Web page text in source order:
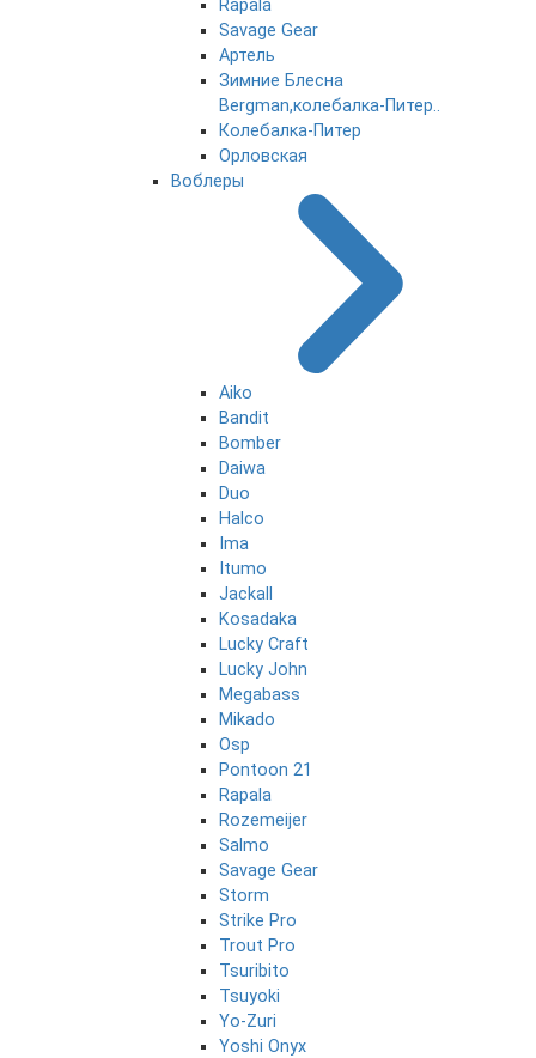
Rapala
Savage Gear
Артель
Зимние Блесна
Bergman,колебалка-Питер..
Колебалка-Питер
Орловская
Воблеры
Aiko
Bandit
Bomber
Daiwa
Duo
Halco
Ima
Itumo
Jackall
Kosadaka
Lucky Craft
Lucky John
Megabass
Mikado
Osp
Pontoon 21
Rapala
Rozemeijer
Salmo
Savage Gear
Storm
Strike Pro
Trout Pro
Tsuribito
Tsuyoki
Yo-Zuri
Yoshi Onyx